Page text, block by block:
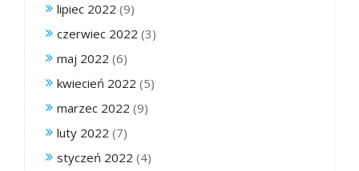
lipiec 2022 (9)
czerwiec 2022 (3)
maj 2022 (6)
kwiecień 2022 (5)
marzec 2022 (9)
luty 2022 (7)
styczeń 2022 (4)